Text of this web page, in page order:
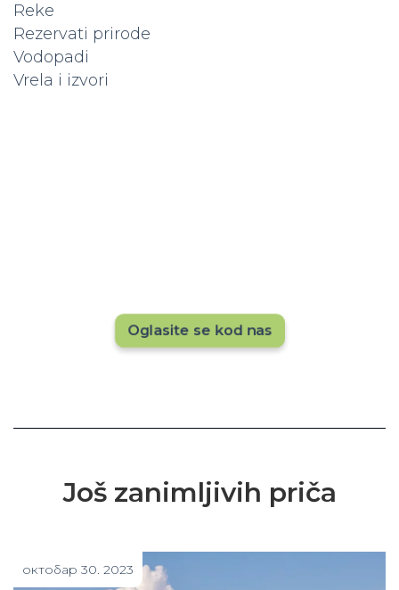
Reke
Rezervati prirode
Vodopadi
Vrela i izvori
Oglasite se kod nas
Još zanimljivih priča
октобар 30. 2023